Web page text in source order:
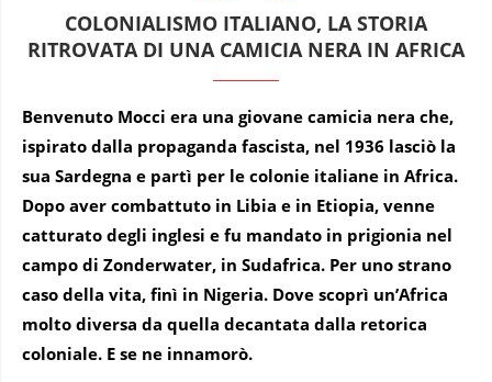
COLONIALISMO ITALIANO, LA STORIA
RITROVATA DI UNA CAMICIA NERA IN AFRICA
Benvenuto Mocci era una giovane camicia nera che,
ispirato dalla propaganda fascista, nel 1936 lasciò la
sua Sardegna e partì per le colonie italiane in Africa.
Dopo aver combattuto in Libia e in Etiopia, venne
catturato degli inglesi e fu mandato in prigionia nel
campo di Zonderwater, in Sudafrica. Per uno strano
caso della vita, finì in Nigeria. Dove scoprì un’Africa
molto diversa da quella decantata dalla retorica
coloniale. E se ne innamorò.